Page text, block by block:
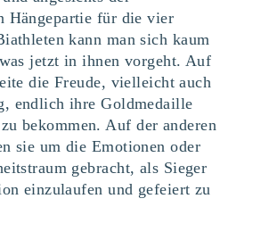
Hängepartie für die vier
kann man sich kaum
jetzt in ihnen vorgeht. Auf
die Freude, vielleicht auch
endlich ihre Goldmedaille
bekommen. Auf der anderen
sie um die Emotionen oder
gebracht, als Sieger
einzulaufen und gefeiert zu